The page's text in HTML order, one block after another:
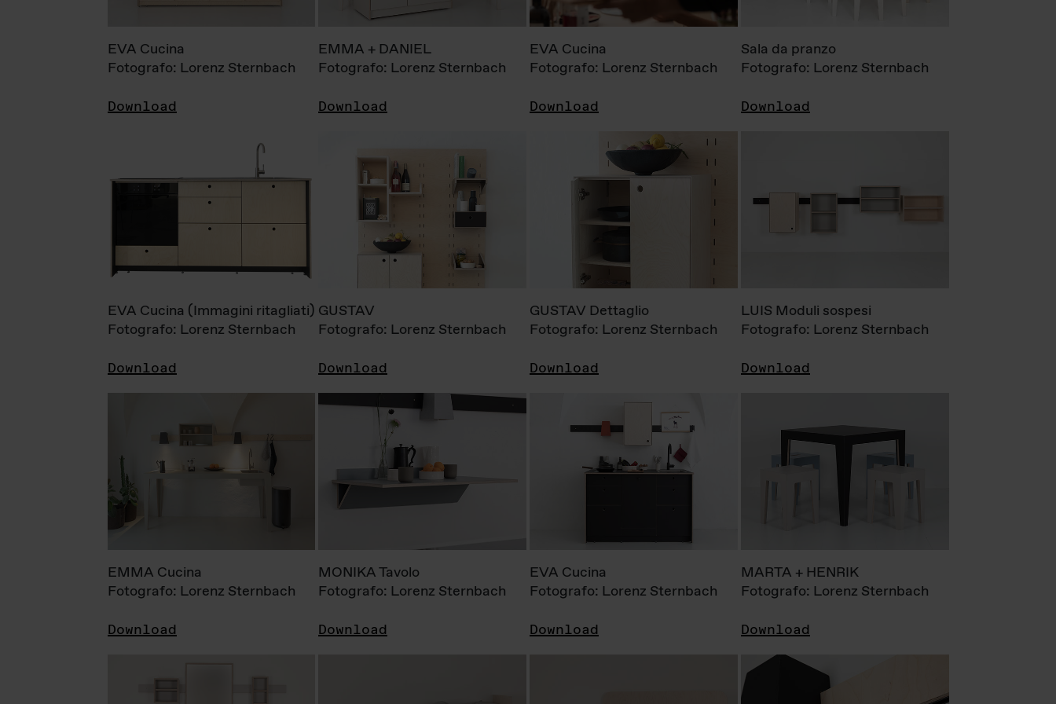
EVA Cucina
Fotografo: Lorenz Sternbach
Download
EMMA + DANIEL
Fotografo: Lorenz Sternbach
Download
EVA Cucina
Fotografo: Lorenz Sternbach
Download
Sala da pranzo
Fotografo: Lorenz Sternbach
Download
EVA Cucina (Immagini ritagliati)
Fotografo: Lorenz Sternbach
Download
GUSTAV
Fotografo: Lorenz Sternbach
Download
GUSTAV Dettaglio
Fotografo: Lorenz Sternbach
Download
LUIS Moduli sospesi
Fotografo: Lorenz Sternbach
Download
EMMA Cucina
Fotografo: Lorenz Sternbach
Download
MONIKA Tavolo
Fotografo: Lorenz Sternbach
Download
EVA Cucina
Fotografo: Lorenz Sternbach
Download
MARTA + HENRIK
Fotografo: Lorenz Sternbach
Download